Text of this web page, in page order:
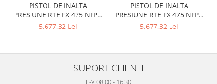
PISTOL DE INALTA
PRESIUNE RTE FX 475 NFPA
NH 1 ½ MAMA
5.677,32 Lei
PISTOL DE INALTA
PRESIUNE RTE FX 475 NFPA
BS 2 ½ TATA
5.677,32 Lei
SUPORT CLIENTI
L-V 08:00 - 16:30